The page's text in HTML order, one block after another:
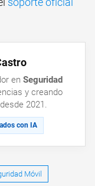
en Seguridad
y creando
2021.
con IA
Móvil